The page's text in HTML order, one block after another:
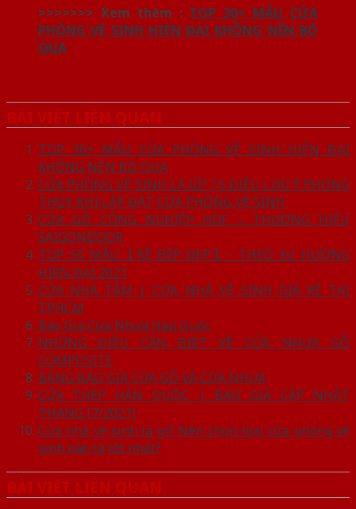
>>>>>>> Xem thêm : TOP 30+ MẪU CỬA
PHÒNG VỆ SINH HIỆN ĐẠI KHÔNG NÊN BỎ
QUA
BÀI VIẾT LIÊN QUAN
TOP 30+ MẪU CỬA PHÒNG VỆ SINH HIỆN ĐẠI
KHÔNG NÊN BỎ QUA
CỬA PHÒNG VỆ SINH LÀ GÌ? │5 ĐIỀU LƯU Ý PHONG
THỦY KHI LẮP ĐẶT CỬA PHÒNG VỆ SINH
CỬA GỖ CÔNG NGHIỆP HDF – THƯƠNG HIỆU
SAIGONDOOR
TOP 50 MẪU【KỆ BẾP ĐẸP】- THEO XU HƯỚNG
HIỆN ĐẠI 2021
CỬA NHÀ TẮM | CỬA NHÀ VỆ SINH GIÁ RẺ TẠI
TPHCM
Báo Giá Cửa Nhựa Hàn Quốc
NHỮNG ĐIỀU CẦN BIẾT VỀ CỬA NHỰA GỖ
COMPOSITE
BẢNG BÁO GIÁ CỬA GỖ VÀ CỬA NHỰA
CỬA THÉP HÀN QUỐC | BÁO GIÁ CẬP NHẬT
THÁNG [7/2021]
Cửa nhà vệ sinh là gì? Nên chọn loại cửa phòng vệ
sinh nào là tốt nhất?
BÀI VIẾT LIÊN QUAN